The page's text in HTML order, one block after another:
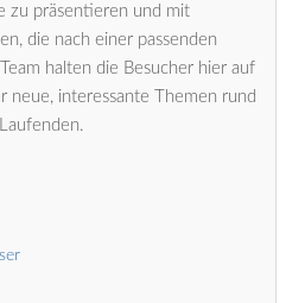
zu präsentieren und mit
die nach einer passenden
halten die Besucher hier auf
neue, interessante Themen rund